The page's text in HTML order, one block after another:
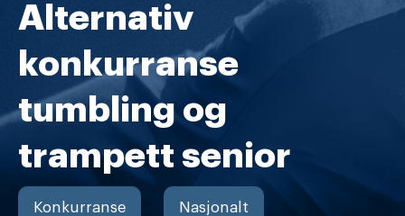
Alternativ
konkurranse
tumbling og
trampett senior
Konkurranse Nasjonalt